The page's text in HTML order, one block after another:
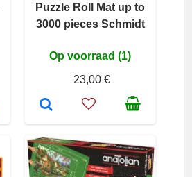
Puzzle Roll Mat up to
3000 pieces Schmidt
Op voorraad (1)
23,00 €